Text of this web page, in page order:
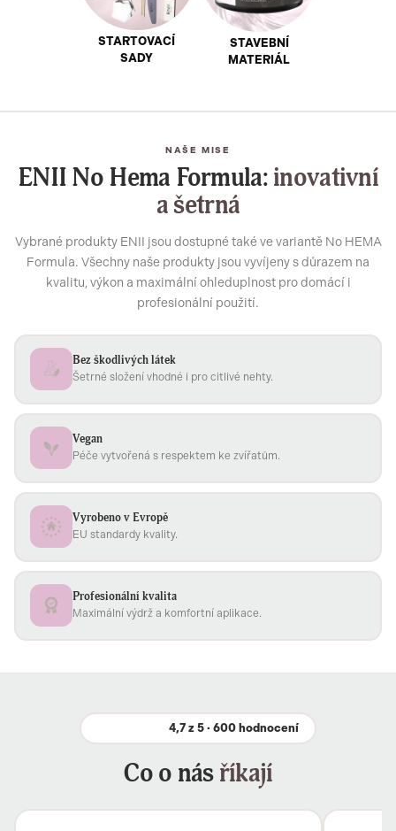
STARTOVACÍ
SADY
STAVEBNÍ
MATERIÁL
NAŠE MISE
ENII No Hema Formula:inovativní
a šetrná
Vybrané produkty ENII jsou dostupné také ve variantě No HEMA
Formula. Všechny naše produkty jsou vyvíjeny s důrazem na
kvalitu, výkon a maximální ohleduplnost pro domácí i
profesionální použití.
Bez škodlivých látek
Šetrné složení vhodné i pro citlivé nehty.
Vegan
Péče vytvořená s respektem ke zvířatům.
Vyrobeno v Evropě
EU standardy kvality.
Profesionální kvalita
Maximální výdrž a komfortní aplikace.
4,7 z 5 · 600 hodnocení
Co o násříkají